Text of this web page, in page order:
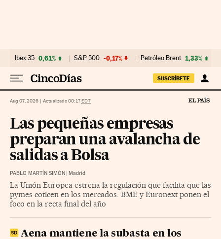
Ibex 35 0,61% S&P 500 -0,17% Petróleo Brent 1,33%
SUSCRÍBETE
Aug 07, 2026 | Actualizado 00:17EDT
Las pequeñas empresas
preparan una avalancha de
salidas a Bolsa
PABLO MARTÍN SIMÓN | Madrid
La Unión Europea estrena la regulación que facilita que las
pymes coticen en los mercados. BME y Euronext ponen el
foco en la recta final del año
Aena mantiene la subasta en los